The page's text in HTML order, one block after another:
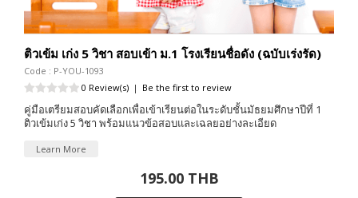
ติวเข้ม เก่ง 5 วิชา สอบเข้า ม.1 โรงเรียนชื่อดัง (ฉบับเร่งรัด)
Code : P-YOU-1093
0 Review(s) | Be the first to review
คู่มือเตรียมสอบคัดเลือกเพื่อเข้าเรียนต่อในระดับชั้นมัธยมศึกษาปีที่ 1
ติวเข้มเก่ง 5 วิชา พร้อมแนวข้อสอบและเฉลยอย่างละเอียด
Learn More
195.00 THB